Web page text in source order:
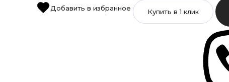
Добавить в избранное